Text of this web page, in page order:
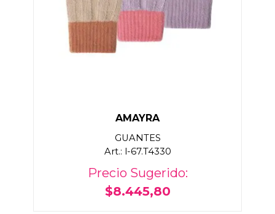
AMAYRA
GUANTES
Art.: l-67.T4330
Precio Sugerido:
$8.445,80